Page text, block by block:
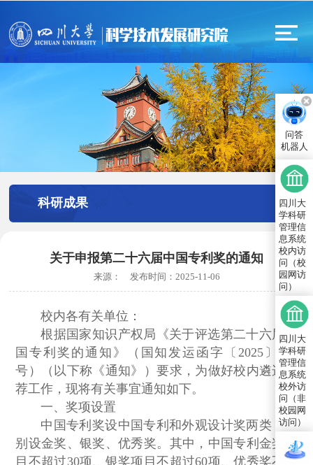
科研成果
关于申报第二十六届中国专利奖的通知
来源： 发布时间： 2025-11-06
校内各有关单位：
根据国家知识产权局《关于评选第二十六届中
国专利奖的通知》（国知发运函字〔2025〕152
号）（以下称《通知》）要求，为做好校内遴选推
荐工作，现将有关事宜通知如下。
一、奖项设置
中国专利奖设中国专利和外观设计奖两类，分
别设金奖、银奖、优秀奖。其中，中国专利金奖项
目不超过30项、银奖项目不超过60项、优秀奖不超
问答
机器人
四川大
学科研
管理信
息系统
校内访
问（校
园网访
问）
四川大
学科研
管理信
息系统
校外访
问（非
校园网
访问）